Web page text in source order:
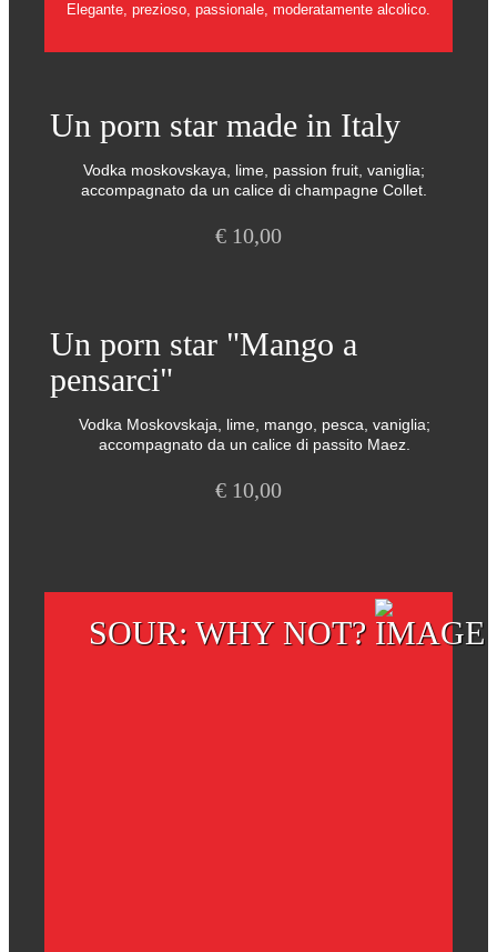
Elegante, prezioso, passionale, moderatamente alcolico.
Un porn star made in Italy
Vodka moskovskaya, lime, passion fruit, vaniglia;
accompagnato da un calice di champagne Collet.
€ 10,00
Un porn star "Mango a
pensarci"
Vodka Moskovskaja, lime, mango, pesca, vaniglia;
accompagnato da un calice di passito Maez.
€ 10,00
SOUR: WHY NOT?